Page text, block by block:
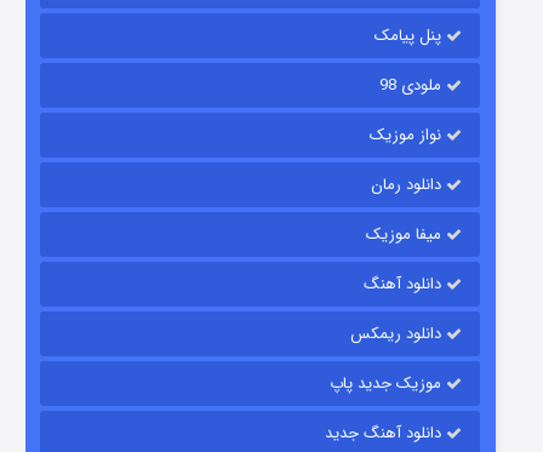
باب اسفنجی فصل ۱۷
قسمت
پنل پیامک
ملودی 98
نواز موزیک
دانلود رمان
میفا موزیک
دانلود آهنگ
دانلود ریمکس
موزیک جدید پاپ
دانلود آهنگ جدید